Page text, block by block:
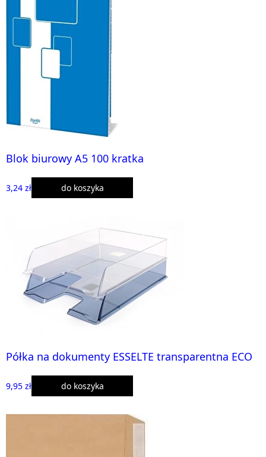
Blok biurowy A5 100 kratka
3,24 zł do koszyka
Półka na dokumenty ESSELTE transparentna ECO
9,95 zł do koszyka